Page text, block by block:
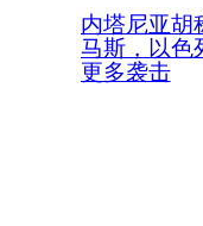
内塔尼亚胡
马斯，以色
更多袭击